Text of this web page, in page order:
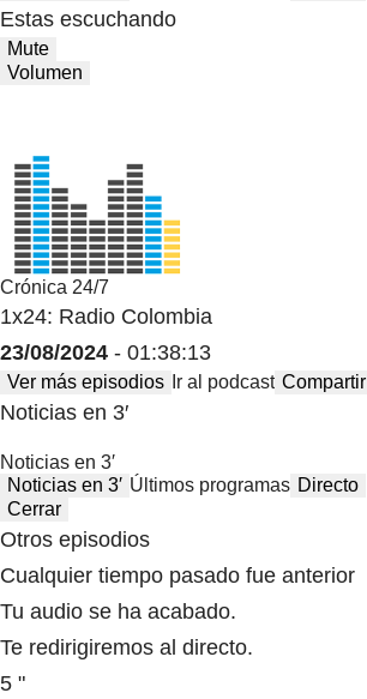
Estas escuchando
Mute
Volumen
Crónica 24/7
1x24: Radio Colombia
23/08/2024 - 01:38:13
Ver más episodios Ir al podcast Compartir
Noticias en 3′
Noticias en 3′
Noticias en 3′ Últimos programas Directo
Cerrar
Otros episodios
Cualquier tiempo pasado fue anterior
Tu audio se ha acabado.
Te redirigiremos al directo.
5 "